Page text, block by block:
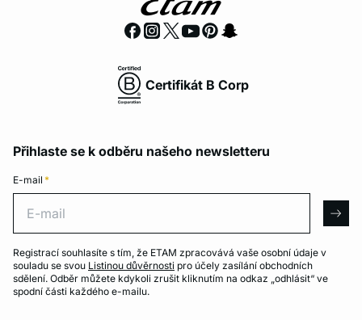
Certifikát B Corp
Přihlaste se k odběru našeho newsletteru
E-mail *
Registrací souhlasíte s tím, že ETAM zpracovává vaše osobní údaje v
souladu se svou Listinou důvěrnosti pro účely zasílání obchodních
sdělení. Odběr můžete kdykoli zrušit kliknutím na odkaz „odhlásit“ ve
spodní části každého e-mailu.